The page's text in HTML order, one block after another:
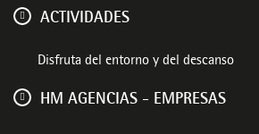
ACTIVIDADES
Disfruta del entorno y del descanso
HM AGENCIAS - EMPRESAS